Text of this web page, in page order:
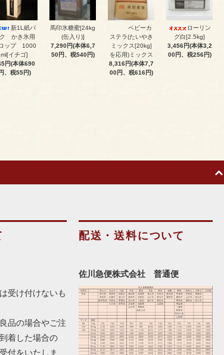
新1L紙パ
かき氷用
ップ 1000
ml[イチゴ]
円(本体690
円、税55円)
馬印氷糖蜜[24kg
(缶入り)]
7,290円(本体6,7
50円、税540円)
ベビーカ
ステラ(たいやき
ミックス[20kg]
を応用)ミックス
8,316円(本体7,7
00円、税616円)
ローリン
グ白[2.5kg]
3,456円(本体3,2
00円、税256円)
受け付けないも
品の場合やご注
着した場合の
付をいたしま
配送・送料について
佐川急便株式会社 普通便